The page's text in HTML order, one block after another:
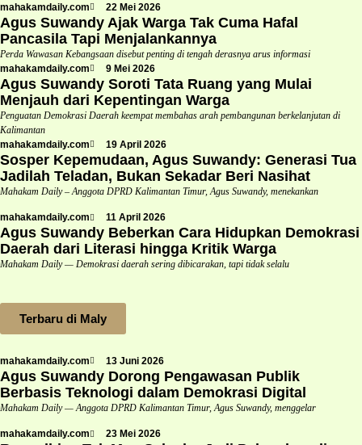
mahakamdaily.com 22 Mei 2026
Agus Suwandy Ajak Warga Tak Cuma Hafal
Pancasila Tapi Menjalankannya
Perda Wawasan Kebangsaan disebut penting di tengah derasnya arus informasi
mahakamdaily.com
9 Mei 2026
Agus Suwandy Soroti Tata Ruang yang Mulai
Menjauh dari Kepentingan Warga
Penguatan Demokrasi Daerah keempat membahas arah pembangunan berkelanjutan di
Kalimantan
mahakamdaily.com
19 April 2026
Sosper Kepemudaan, Agus Suwandy: Generasi Tua
Jadilah Teladan, Bukan Sekadar Beri Nasihat
Mahakam Daily – Anggota DPRD Kalimantan Timur, Agus Suwandy, menekankan
mahakamdaily.com 11 April 2026
Agus Suwandy Beberkan Cara Hidupkan Demokrasi
Daerah dari Literasi hingga Kritik Warga
Mahakam Daily — Demokrasi daerah sering dibicarakan, tapi tidak selalu
Terbaru di Maly
mahakamdaily.com 13 Juni 2026
Agus Suwandy Dorong Pengawasan Publik
Berbasis Teknologi dalam Demokrasi Digital
Mahakam Daily — Anggota DPRD Kalimantan Timur, Agus Suwandy, menggelar
mahakamdaily.com 23 Mei 2026